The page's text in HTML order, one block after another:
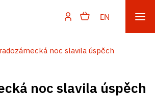
EN
noc slavila úspěch
noc slavila úspěch